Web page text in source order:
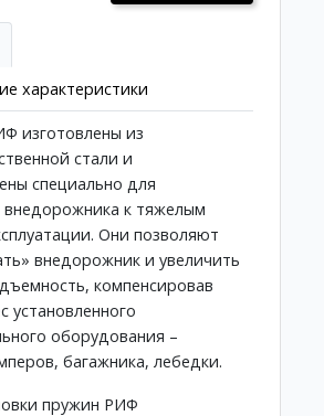
характеристики
изготовлены из
стали и
специально для
внедорожника к тяжелым
Они позволяют
внедорожник и увеличить
компенсировав
установленного
оборудования –
багажника, лебедки.
пружин РИФ